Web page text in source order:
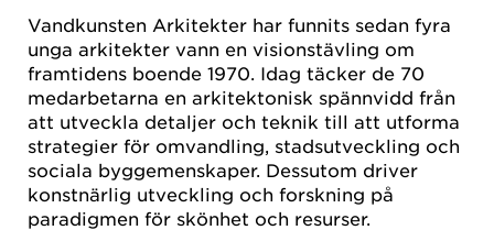
Vandkunsten Arkitekter har funnits sedan fyra
unga arkitekter vann en visionstävling om
framtidens boende 1970. Idag täcker de 70
medarbetarna en arkitektonisk spännvidd från
att utveckla detaljer och teknik till att utforma
strategier för omvandling, stadsutveckling och
sociala byggemenskaper. Dessutom driver
konstnärlig utveckling och forskning på
paradigmen för skönhet och resurser.